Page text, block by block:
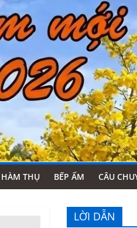
THỤ BẾP ẤM CÂU
LỜI DẪN